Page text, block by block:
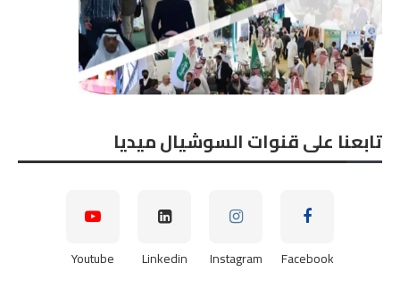
تابعنا على قنوات السوشيال ميديا
Facebook
Instagram
Linkedin
Youtube